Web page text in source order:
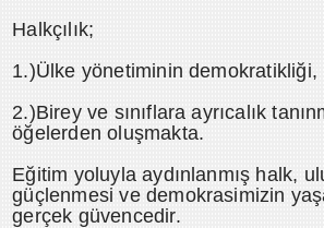
Halkçılık;
1.)Ülke yönetiminin demokratikliği,
2.)Birey ve sınıflara ayrıcalık
öğelerden oluşmakta.
Eğitim yoluyla aydınlanmış halk,
güçlenmesi ve demokrasimizin
gerçek güvencedir.